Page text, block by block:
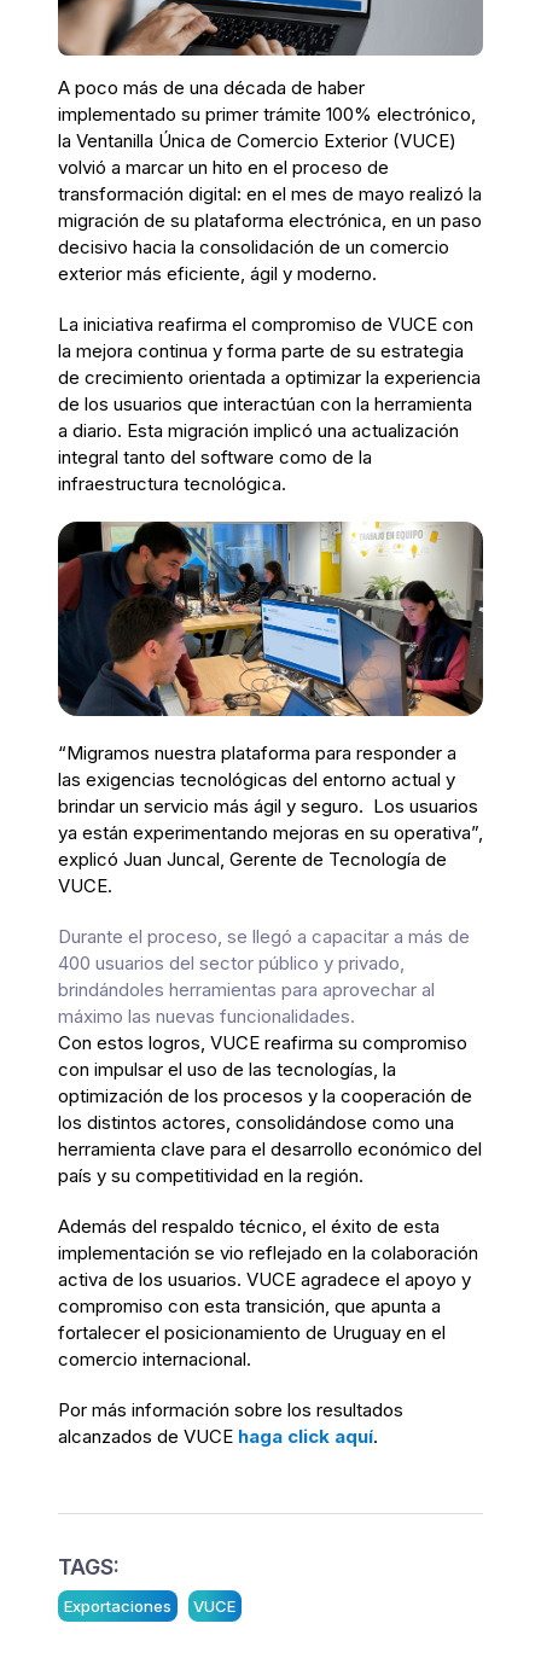
A poco más de una década de haber
implementado su primer trámite 100% electrónico,
la Ventanilla Única de Comercio Exterior (VUCE)
volvió a marcar un hito en el proceso de
transformación digital: en el mes de mayo realizó la
migración de su plataforma electrónica, en un paso
decisivo hacia la consolidación de un comercio
exterior más eficiente, ágil y moderno.
La iniciativa reafirma el compromiso de VUCE con
la mejora continua y forma parte de su estrategia
de crecimiento orientada a optimizar la experiencia
de los usuarios que interactúan con la herramienta
a diario. Esta migración implicó una actualización
integral tanto del software como de la
infraestructura tecnológica.
“Migramos nuestra plataforma para responder a
las exigencias tecnológicas del entorno actual y
brindar un servicio más ágil y seguro. Los usuarios
ya están experimentando mejoras en su operativa”,
explicó Juan Juncal, Gerente de Tecnología de
VUCE.
Durante el proceso, se llegó a capacitar a más de
400 usuarios del sector público y privado,
brindándoles herramientas para aprovechar al
máximo las nuevas funcionalidades.
Con estos logros, VUCE reafirma su compromiso
con impulsar el uso de las tecnologías, la
optimización de los procesos y la cooperación de
los distintos actores, consolidándose como una
herramienta clave para el desarrollo económico del
país y su competitividad en la región.
Además del respaldo técnico, el éxito de esta
implementación se vio reflejado en la colaboración
activa de los usuarios. VUCE agradece el apoyo y
compromiso con esta transición, que apunta a
fortalecer el posicionamiento de Uruguay en el
comercio internacional.
Por más información sobre los resultados
alcanzados de VUCE haga click aquí.
TAGS:
Exportaciones VUCE